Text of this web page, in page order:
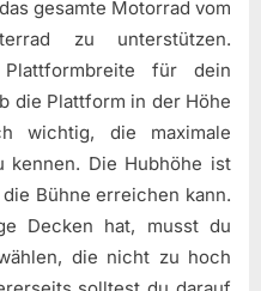
gesamte Motorrad vom
zu unterstützen.
für dein
die Plattform in der Höhe
wichtig, die maximale
kennen. Die Hubhöhe ist
Bühne erreichen kann.
Decken hat, musst du
die nicht zu hoch